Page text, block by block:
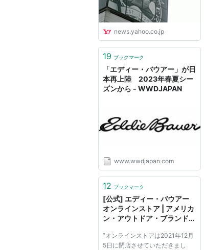
news.yahoo.co.jp
19 ブックマーク
「エディー・バウアー」が日
本再上陸 2023年春夏シー
ズンから - WWDJAPAN
www.wwdjapan.com
12 ブックマーク
[公式] エディー・バウアー
オンラインストア | アメリカ
ン・アウトドア・ブランド
”オンラインストアは2021年12月
5日に閉店させていただきまし